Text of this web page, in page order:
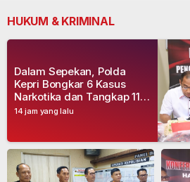
HUKUM & KRIMINAL
14 jam yang lalu
Dalam Sepekan, Polda
Kepri Bongkar 6 Kasus
Narkotika dan Tangkap 11
Tersangka